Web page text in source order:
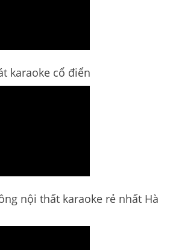
karaoke cổ điển
nội thất karaoke rẻ nhất Hà